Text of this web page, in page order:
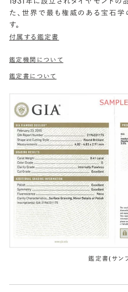
た、世界で最も権威のある宝石
す。
付属する鑑定書
鑑定機関について
鑑定書について
鑑定書(サン